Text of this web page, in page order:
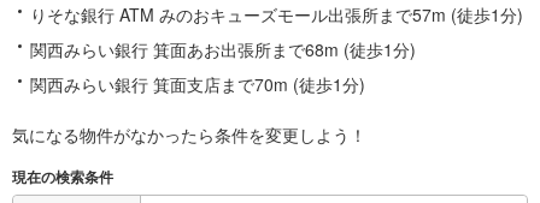
りそな銀行 ATM みのおキューズモール出張所まで57m (徒歩1分)
関西みらい銀行 箕面あお出張所まで68m (徒歩1分)
関西みらい銀行 箕面支店まで70m (徒歩1分)
気になる物件がなかったら条件を変更しよう！
現在の検索条件